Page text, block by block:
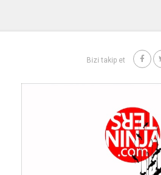
Bizi takip et